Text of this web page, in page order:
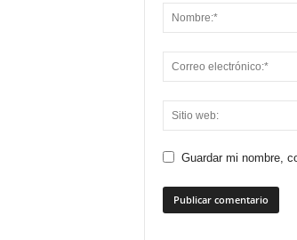
Guardar mi nombre,